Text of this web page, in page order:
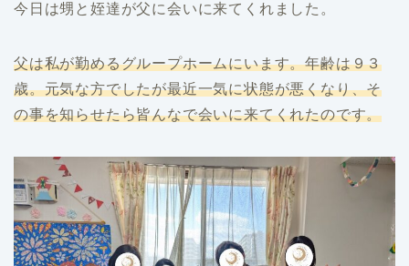
今日は甥と姪達が父に会いに来てくれました。
父は私が勤めるグループホームにいます。年齢は９３
歳。元気な方でしたが最近一気に状態が悪くなり、そ
の事を知らせたら皆んなで会いに来てくれたのです。